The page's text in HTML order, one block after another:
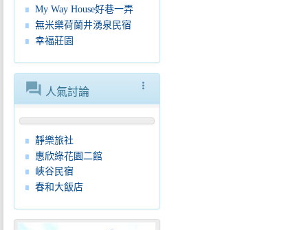
My Way House好巷一弄
無米樂荷蘭井湧泉民宿
幸福莊園
more_vert
forum 人氣討論
靜樂旅社
惠欣綠花園二館
峽谷民宿
春和大飯店